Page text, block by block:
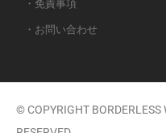
・免責事項
・お問い合わせ
© COPYRIGHT BORDERLESS